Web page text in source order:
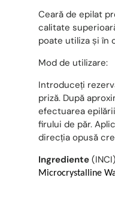
Ceară de epilat
calitate
poate utiliza și în
Mod de utilizare:
Introduceți
priză. După
efectuarea
firului de păr.
direcția opusă
Ingrediente
Microcrystalline